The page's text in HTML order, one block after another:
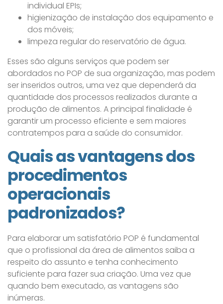
individual EPIs;
higienização de instalação dos equipamento e
dos móveis;
limpeza regular do reservatório de água.
Esses são alguns serviços que podem ser
abordados no POP de sua organização, mas podem
ser inseridos outros, uma vez que dependerá da
quantidade dos processos realizados durante a
produção de alimentos. A principal finalidade é
garantir um processo eficiente e sem maiores
contratempos para a saúde do consumidor.
Quais as vantagens dos
procedimentos
operacionais
padronizados?
Para elaborar um satisfatório POP é fundamental
que o profissional da área de alimentos saiba a
respeito do assunto e tenha conhecimento
suficiente para fazer sua criação. Uma vez que
quando bem executado, as vantagens são
inúmeras.